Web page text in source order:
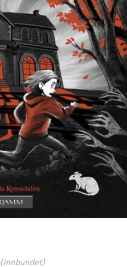
(Innbundet)